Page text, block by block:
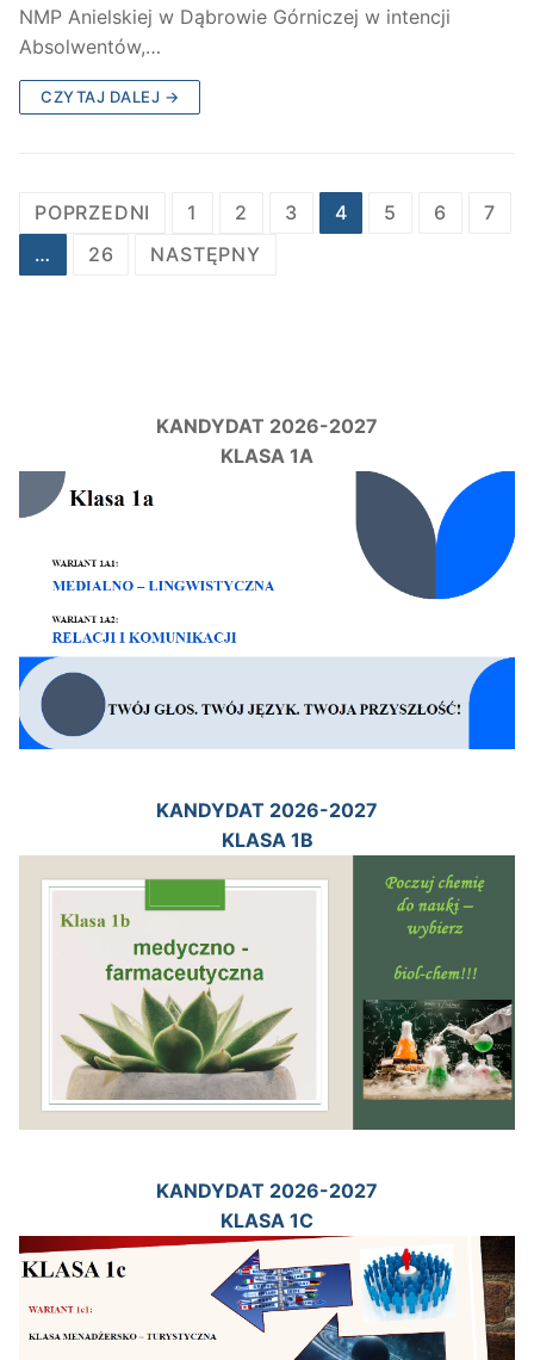
NMP Anielskiej w Dąbrowie Górniczej w intencji
Absolwentów,…
CZYTAJ DALEJ →
Stronicowanie
wpisów
POPRZEDNI 1 2 3 4 5 6
7
…
26 NASTĘPNY
KANDYDAT 2026-2027
KLASA 1A
KANDYDAT 2026-2027
KLASA 1B
KANDYDAT 2026-2027
KLASA 1C